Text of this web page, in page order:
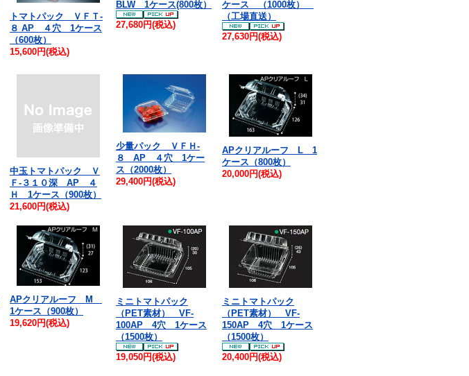
トマトパック ＶＦＴ-
８ AP ４穴 1ケース
（600枚）
15,600円(税込)
BLW 1ケース(800枚）
27,680円(税込)
ケース （1000枚）
（工場直送）
27,630円(税込)
中玉トマトパック Ｖ
Ｆ-３１０深 AP ４
Ｈ 1ケース（900枚）
21,600円(税込)
少量パック ＶＦＨ-
８ AP ４穴 1ケー
ス（2000枚）
29,400円(税込)
APクリアルーフ L 1
ケース（800枚）
20,000円(税込)
APクリアルーフ M
1ケース（900枚）
19,620円(税込)
ミニトマトパック
（PET素材） VF-
100AP 4穴 1ケース
（1500枚）
19,050円(税込)
ミニトマトパック
（PET素材） VF-
150AP 4穴 1ケース
（1500枚）
20,400円(税込)